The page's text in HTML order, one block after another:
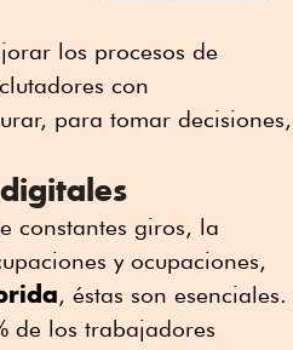
los procesos de
con
para tomar decisiones,
constantes giros, la
y ocupaciones,
, éstas son esenciales.
de los trabajadores